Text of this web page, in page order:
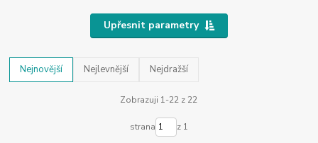
Upřesnit parametry
Nejnovější Nejlevnější Nejdražší
Zobrazuji 1-22 z 22
strana z 1